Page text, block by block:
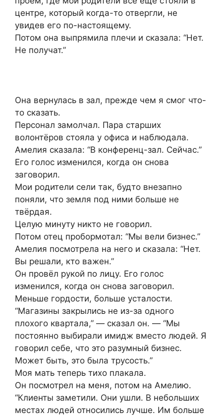
центре, который когда-то отвергли, не
увидев его по-настоящему.
Потом она выпрямила плечи и сказала: “Нет.
Не получат.”
Она вернулась в зал, прежде чем я смог что-
то сказать.
Персонал замолчал. Пара старших
волонтёров стояла у офиса и наблюдала.
Амелия сказала: “В конференц-зал. Сейчас.”
Его голос изменился, когда он снова
заговорил.
Мои родители сели так, будто внезапно
поняли, что земля под ними больше не
твёрдая.
Целую минуту никто не говорил.
Потом отец пробормотал: “Мы вели бизнес.”
Амелия посмотрела на него и сказала: “Нет.
Вы решали, кто важен.”
Он провёл рукой по лицу. Его голос
изменился, когда он снова заговорил.
Меньше гордости, больше усталости.
“Магазины закрылись не из-за одного
плохого квартала,” — сказал он. — “Мы
постоянно выбирали имидж вместо людей. Я
говорил себе, что это разумный бизнес.
Может быть, это была трусость.”
Моя мать теперь тихо плакала.
Он посмотрел на меня, потом на Амелию.
“Клиенты заметили. Они ушли. В небольших
местах людей относились лучше. Им больше